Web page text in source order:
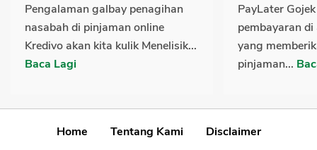
Pengalaman galbay penagihan
nasabah di pinjaman online
Kredivo akan kita kulik Menelisik...
Baca Lagi
PayLater
pembayaran
yang
pinjaman...
Home Tentang Kami Disclaimer